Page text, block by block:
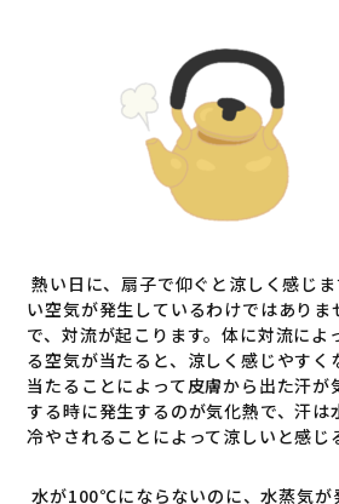
熱い日に、扇子で仰ぐと涼しく感じ
い空気が発生しているわけではありま
で、対流が起こります。体に対流によ
る空気が当たると、涼しく感じやすく
当たることによって皮膚から出た汗が
する時に発生するのが気化熱で、汗は
冷やされることによって涼しいと感じ
水が100℃にならないのに、水蒸気が